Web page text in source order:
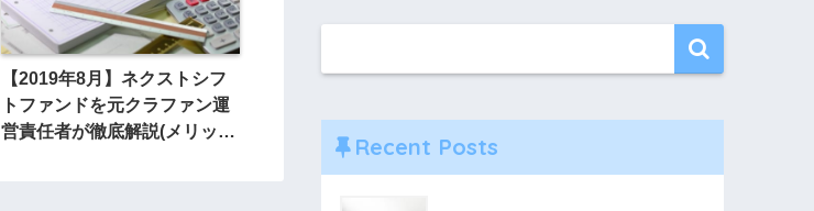
【2019年8月】ネクストシフ
トファンドを元クラファン運
営責任者が徹底解説(メリッ
Recent Posts